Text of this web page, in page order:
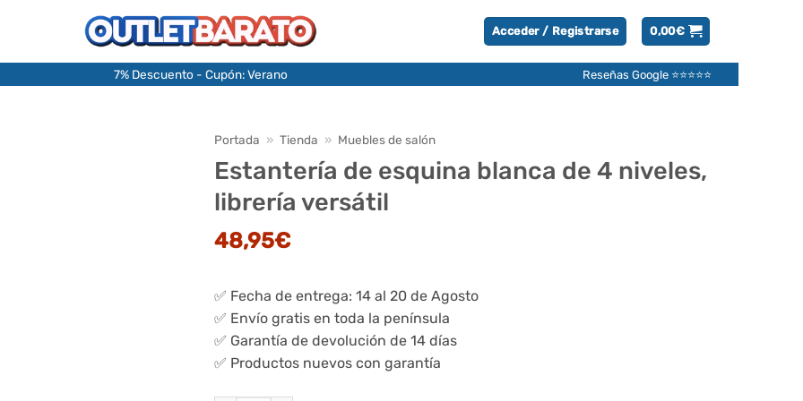
Acceder / Registrarse 0,00€
7% Descuento - Cupón: Verano Reseñas Google ⭐⭐⭐⭐⭐
Portada » Tienda » Muebles de salón
Estantería de esquina blanca de 4 niveles,
librería versátil
48,95€
✅ Fecha de entrega: 14 al 20 de Agosto
✅ Envío gratis en toda la península
✅ Garantía de devolución de 14 días
✅ Productos nuevos con garantía